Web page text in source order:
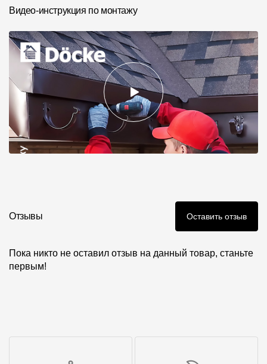
Видео-инструкция по монтажу
Отзывы Оставить отзыв
Пока никто не оставил отзыв на данный товар, станьте
первым!